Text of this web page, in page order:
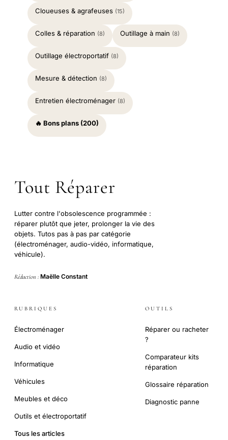
Cloueuses & agrafeuses (15)
Colles & réparation (8) Outillage à main (8)
Outillage électroportatif (8)
Mesure & détection (8)
Entretien électroménager (8)
🔥 Bons plans (200)
Tout Réparer
Lutter contre l'obsolescence programmée :
réparer plutôt que jeter, prolonger la vie des
objets. Tutos pas à pas par catégorie
(électroménager, audio-vidéo, informatique,
véhicule).
Rédaction : Maëlle Constant
RUBRIQUES
Électroménager
Audio et vidéo
Informatique
Véhicules
Meubles et déco
Outils et électroportatif
Tous les articles
OUTILS
Réparer ou racheter
?
Comparateur kits
réparation
Glossaire réparation
Diagnostic panne